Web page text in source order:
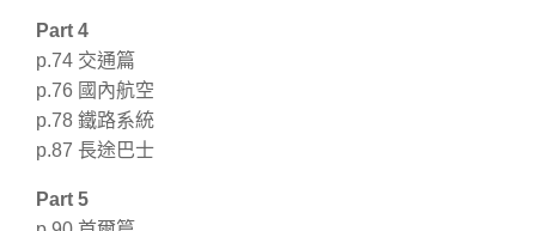
Part 4
p.74 交通篇
p.76 國內航空
p.78 鐵路系統
p.87 長途巴士
Part 5